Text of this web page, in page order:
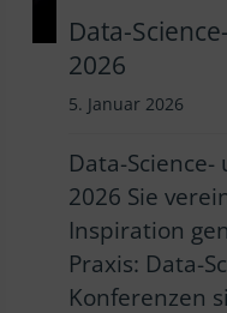
Data-
2026
5. Januar 2026
Data-
2026 Sie
Inspiration
Praxis: Data-
Konferenzen